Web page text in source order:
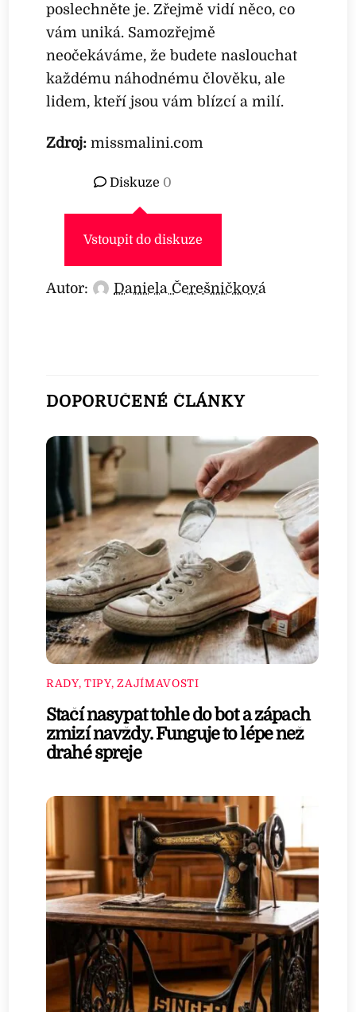
poslechněte je. Zřejmě vidí něco, co
vám uniká. Samozřejmě
neočekáváme, že budete naslouchat
každému náhodnému člověku, ale
lidem, kteří jsou vám blízcí a milí.
Zdroj: missmalini.com
Diskuze 0
Vstoupit do diskuze
Autor: Daniela Čerešničková
DOPORUČENÉ ČLÁNKY
RADY, TIPY, ZAJÍMAVOSTI
Stačí nasypat tohle do bot a zápach
zmizí navždy. Funguje to lépe než
drahé spreje